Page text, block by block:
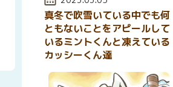
真冬で吹雪いている中でも何
ともないことをアピールして
いるミントくんと凍えている
カッシーくん達